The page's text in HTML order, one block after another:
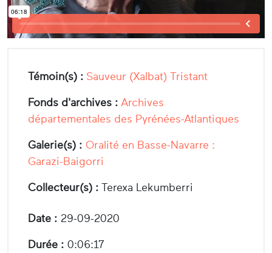
Témoin(s) : Sauveur (Xalbat) Tristant
Fonds d'archives : Archives
départementales des Pyrénées-Atlantiques
Galerie(s) : Oralité en Basse-Navarre :
Garazi-Baigorri
Collecteur(s) : Terexa Lekumberri
Date : 29-09-2020
Durée : 0:06:17